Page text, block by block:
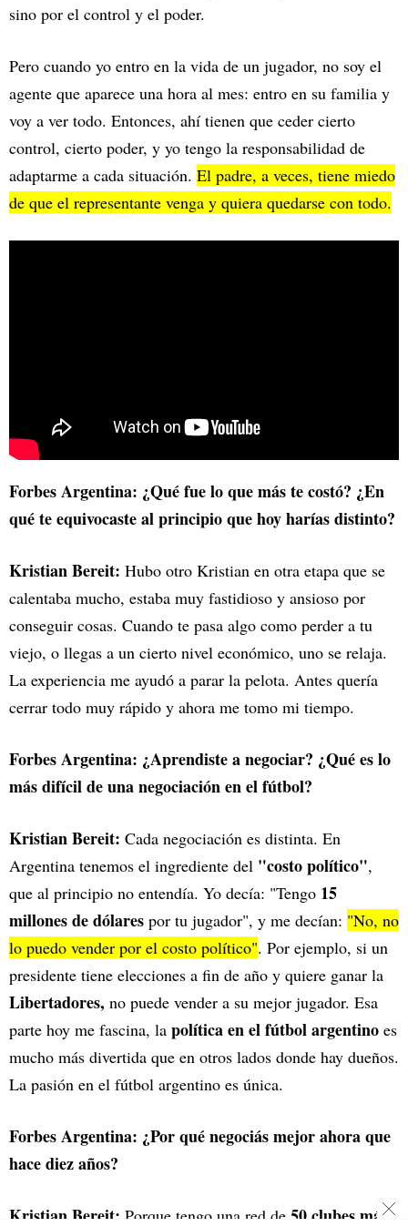
sino por el control y el poder.
Pero cuando yo entro en la vida de un jugador, no soy el
agente que aparece una hora al mes: entro en su familia y
voy a ver todo. Entonces, ahí tienen que ceder cierto
control, cierto poder, y yo tengo la responsabilidad de
adaptarme a cada situación. El padre, a veces, tiene miedo
de que el representante venga y quiera quedarse con todo.
Forbes Argentina: ¿Qué fue lo que más te costó? ¿En
qué te equivocaste al principio que hoy harías distinto?
Kristian Bereit: Hubo otro Kristian en otra etapa que se
calentaba mucho, estaba muy fastidioso y ansioso por
conseguir cosas. Cuando te pasa algo como perder a tu
viejo, o llegas a un cierto nivel económico, uno se relaja.
La experiencia me ayudó a parar la pelota. Antes quería
cerrar todo muy rápido y ahora me tomo mi tiempo.
Forbes Argentina: ¿Aprendiste a negociar? ¿Qué es lo
más difícil de una negociación en el fútbol?
Kristian Bereit: Cada negociación es distinta. En
Argentina tenemos el ingrediente del "costo político",
que al principio no entendía. Yo decía: "Tengo 15
millones de dólares por tu jugador", y me decían: "No, no
lo puedo vender por el costo político". Por ejemplo, si un
presidente tiene elecciones a fin de año y quiere ganar la
Libertadores, no puede vender a su mejor jugador. Esa
parte hoy me fascina, la política en el fútbol argentino es
mucho más divertida que en otros lados donde hay dueños.
La pasión en el fútbol argentino es única.
Forbes Argentina: ¿Por qué negociás mejor ahora que
hace diez años?
Kristian Bereit: Porque tengo una red de 50 clubes más,